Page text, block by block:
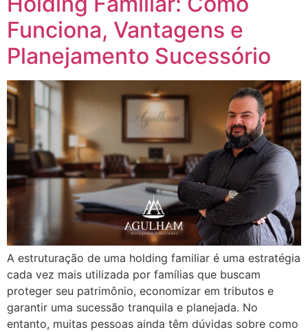
Funciona, Vantagens e
Planejamento Sucessório
A estruturação de uma holding familiar é uma estratégia
cada vez mais utilizada por famílias que buscam
proteger seu patrimônio, economizar em tributos e
garantir uma sucessão tranquila e planejada. No
entanto, muitas pessoas ainda têm dúvidas sobre como